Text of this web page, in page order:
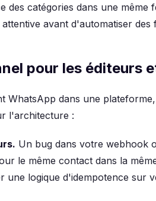
des catégories dans une
avant d'automatiser des
pour les éditeurs
WhatsApp dans une
l'architecture :
Un bug dans votre webhook
le même contact dans la
une logique d'idempotence sur